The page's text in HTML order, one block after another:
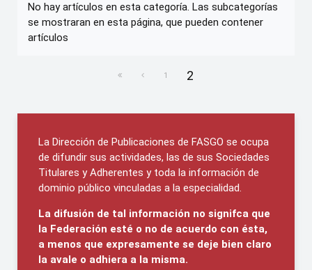
No hay artículos en esta categoría. Las subcategorías
se mostraran en esta página, que pueden contener
artículos
1 2
La Dirección de Publicaciones de FASGO se ocupa
de difundir sus actividades, las de sus Sociedades
Titulares y Adherentes y toda la información de
dominio público vinculadas a la especialidad.
La difusión de tal información no signifca que
la Federación esté o no de acuerdo con ésta,
a menos que expresamente se deje bien claro
la avale o adhiera a la misma.